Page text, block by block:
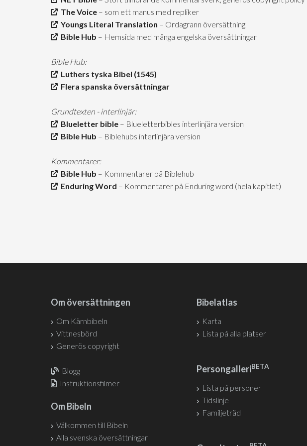
The Voice – som ett manus med repliker
Youngs Literal Translation – Ordagrann översättning
Bible Hub – Hemsida med många engelska översättningar
Bible Hub:
Luthers tyska Bibel (1545)
Flera spanska översättningar
Grundtexten - interlinjär:
Blueletter bible – Blueletterbibles interlinjära version
Bible Hub – Biblehubs interlinjära version
Kommentarer:
Bible Hub – Kommentarer på Biblehub
Enduring Word – Kommentarer på Enduring word (hela kapitlet)
Om översättningen
Om Kärnbibeln
Vittnesbörd
Generös copyright
Blogg
Instruktionsfilmer
Om Bibeln
Välkommen till Bibeln
Alla svenska översättningar
Bibelatlas
Karta
Lista på alla platser
PersongalleriBETA
Lista på personer
Tidslinje
Familjeträd